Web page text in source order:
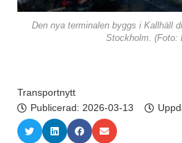
Den nya terminalen byggs i Kallhäll
Stockholm. (Foto:
Transportnytt
Publicerad: 2026-03-13